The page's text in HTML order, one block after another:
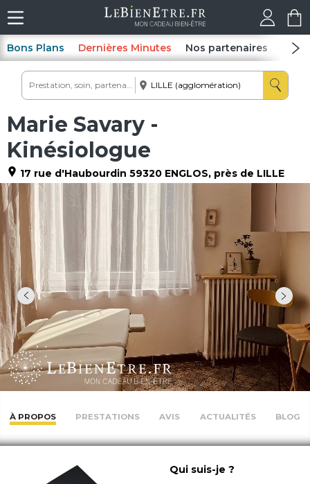
Bons Plans Dernières Minutes Nos partenaires Spas
Marie Savary -
Kinésiologue
17 rue d'Haubourdin 59320 ENGLOS, près de LILLE
À PROPOS PRESTATIONS AVIS ACTUALITÉS BLOG
Qui suis-je ?